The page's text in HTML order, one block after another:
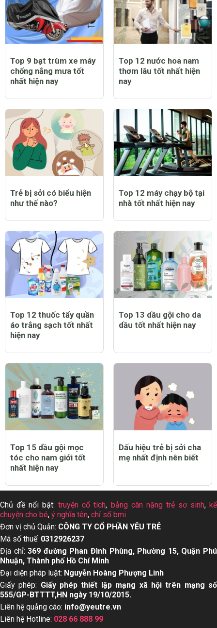
chống nắng mưa tốt
nhất hiện nay
thơm lâu tốt nhất hiện
nay
Trẻ bị sởi có biểu hiện
như thế nào?
Top 12 máy chạy bộ tại
nhà tốt nhất hiện nay
Top 12 thuốc tẩy quần
áo trắng sạch tốt nhất
hiện nay
Top 13 dầu gội cho da
Top 15 dầu gội mọc
tóc cho nam giới tốt
nhất hiện nay
Dấu hiệu trẻ bị sởi cha
mẹ nhất định nên biết
Chủ đề nổi bật:truyện cổ tích,bảng cân nặng trẻ sơ sinh,kể
chuyện cho bé, ý nghĩa tên, chỉ số bmi
Đơn vị chủ Quản:CÔNG TY CỔ PHẦN YÊU TRẺ
Mã số thuế: 0312926237
Địa chỉ:369 đường Phan Đình Phùng, Phường 15, Quận Phú
Nhuận, Thành phố Hồ Chí Minh
Đại diện pháp luật:Nguyễn Hoàng Phượng Linh